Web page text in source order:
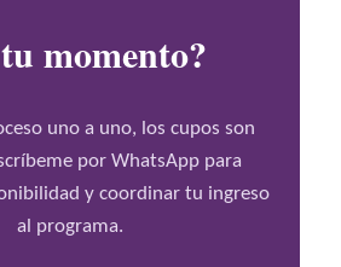
momento?
uno a uno, los cupos son
por WhatsApp para
y coordinar tu ingreso
al programa.